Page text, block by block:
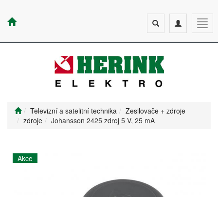
Toggle
navigation
Toggle
search
Televizní a satelitní technika
Zesilovače + zdroje
zdroje
Johansson 2425 zdroj 5 V, 25 mA
Akce